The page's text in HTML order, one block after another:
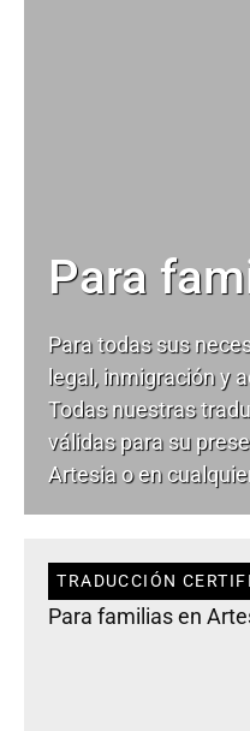
Para
Para todas sus
legal, inmigración y
Todas nuestras
válidas para su
Artesia o en
TRADUCCIÓN
Para familias en